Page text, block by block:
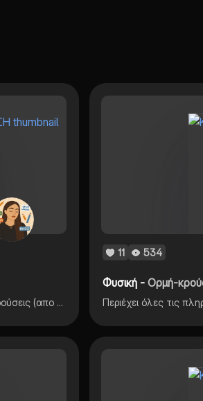
Σημειώσεις θεωρίας και παραδείγματα ασκήσεων για τις ελαστικές κρούσεις (απο ύλη β λυκείου)
11 534
Φυσική - Ορμή-
Περιέχει όλες τις